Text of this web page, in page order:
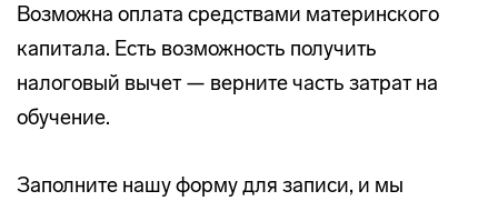
Возможна оплата средствами материнского
капитала. Есть возможность получить
налоговый вычет — верните часть затрат на
обучение.
Заполните нашу форму для записи, и мы